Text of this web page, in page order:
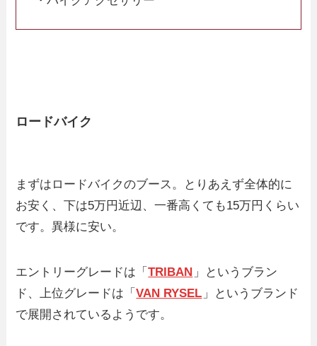
ロードバイク
まずはロードバイクのブース。とりあえず全体的に
お安く、下は5万円近辺、一番高くても15万円くらい
です。異様に安い。
エントリーグレードは「TRIBAN 」というブラン
ド、上位グレードは「VAN RYSEL 」というブランド
で展開されているようです。